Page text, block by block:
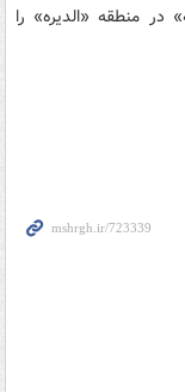
منطقه «الدیره» را